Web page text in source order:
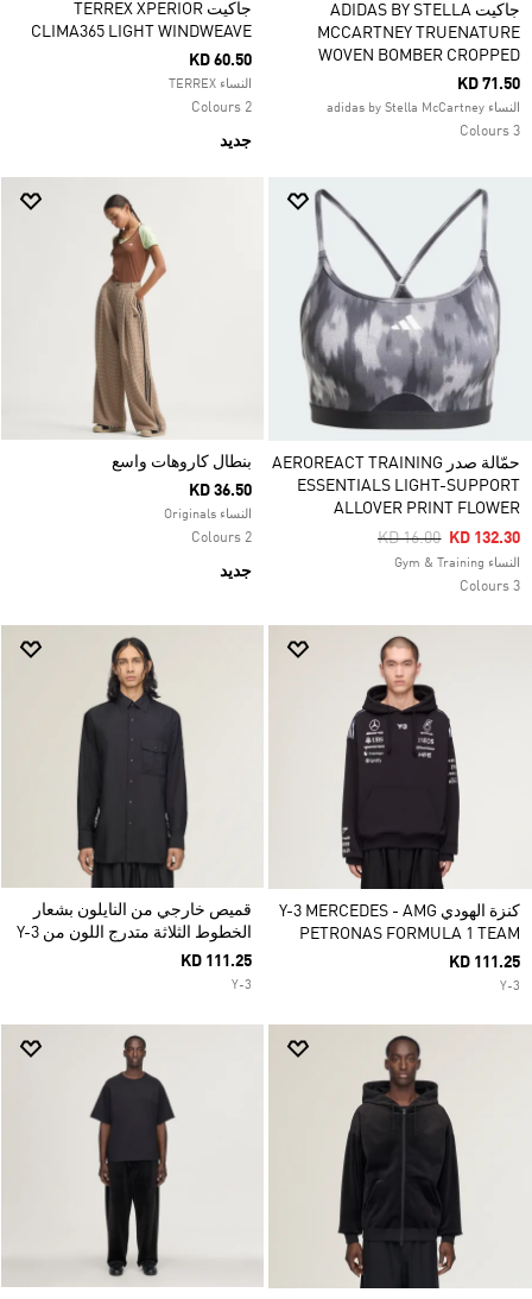
جاكيت ADIDAS BY STELLA
MCCARTNEY TRUENATURE
WOVEN BOMBER CROPPED
KD 71.50
النساء adidas by Stella McCartney
3 Colours
جاكيت TERREX XPERIOR
CLIMA365 LIGHT WINDWEAVE
KD 60.50
النساء TERREX
2 Colours
جديد
حمّالة صدر AEROREACT TRAINING
ESSENTIALS LIGHT-SUPPORT
ALLOVER PRINT FLOWER
Price Reduced From
KD 16.00ToKD 132.30
النساء Gym & Training
3 Colours
بنطال كاروهات واسع
KD 36.50
النساء Originals
2 Colours
جديد
كنزة الهودي Y-3 MERCEDES - AMG
PETRONAS FORMULA 1 TEAM
KD 111.25
Y-3
قميص خارجي من النايلون بشعار
الخطوط الثلاثة متدرج اللون من Y-3
KD 111.25
Y-3